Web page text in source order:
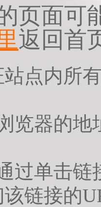
页面可
返回
点内所
览器的
过单击
链接的